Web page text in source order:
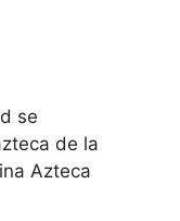
se
de la
Azteca